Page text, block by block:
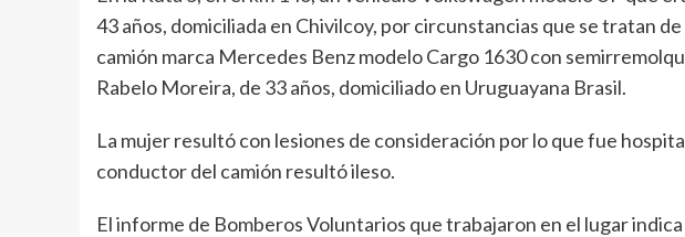
43 años, domiciliada en Chivilcoy, por circunstancias que se tratan
camión marca Mercedes Benz modelo Cargo 1630 con
Rabelo Moreira, de 33 años, domiciliado en Uruguayana Brasil.
La mujer resultó con lesiones de consideración por lo que fue
conductor del camión resultó ileso.
El informe de Bomberos Voluntarios que trabajaron en el lugar